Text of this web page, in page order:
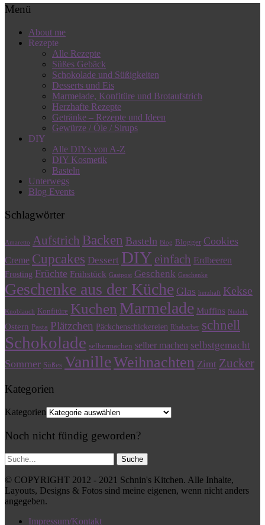
Menü
About me
Rezepte
Alle Rezepte
Süßes Gebäck
Schokolade und Süßigkeiten
Desserts und Eis
Marmelade, Konfitüre und Brotaufstrich
Herzhafte Rezepte
Getränke – Rezepte und Ideen
Gewürze / Öle / Sirups
DIY
Alle DIYs von A-Z
DIY Kosmetik
Basteln
Unterwegs
Blog Events
Schlagwörter
Amaretto Aufstrich Backen Basteln Blog Blogger Cookies
Creme Cupcakes Dessert DIY einfach Erdbeeren
Frosting Früchte Frühstück Gastpost Geschenk Geschenke
Geschenke aus der Küche Glas herzhaft Kekse
Knoblauch Konfitüre Kuchen Marmelade Muffins Nudeln
Ostern Pasta Plätzchen Päckchenschickereien Rhabarber schnell
Schokolade selbermachen selber machen selbstgemacht
Sommer Süßes VanilleWeihnachten Zimt Zucker
Kategorien
Kategorien
Noch nicht fündig geworden?
© COPYRIGHT 2012 - 2021 Schnin's Kitchen. Alle Inhalte,
Layouts, Designs & Fotos sind meine eigenen, wenn nicht anders
angegeben.
Impressum/Kontakt